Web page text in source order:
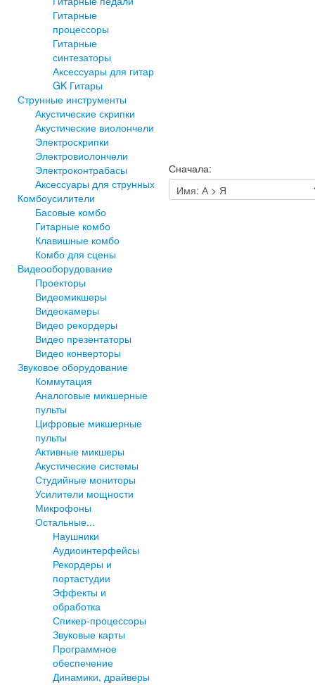
Гитарные
процессоры
Гитарные
синтезаторы
Аксессуары для гитар
GK Гитары
Струнные инструменты
Акустические скрипки
Акустические виолончели
Электроскрипки
Электровиолончели
Электроконтрабасы
Аксессуары для струнных
Комбоусилители
Басовые комбо
Гитарные комбо
Клавишные комбо
Комбо для сцены
Видеооборудование
Проекторы
Видеомикшеры
Видеокамеры
Видео рекордеры
Видео презентаторы
Видео конверторы
Звуковое оборудование
Коммутация
Аналоговые микшерные
пульты
Цифровые микшерные
пульты
Активные микшеры
Акустические системы
Студийные мониторы
Усилители мощности
Микрофоны
Остальные...
Наушники
Аудиоинтерфейсы
Рекордеры и
портастудии
Эффекты и
обработка
Спикер-процессоры
Звуковые карты
Программное
обеспечение
Динамики, драйверы
Сначала: